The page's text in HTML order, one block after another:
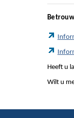
Heeft u
Wilt u